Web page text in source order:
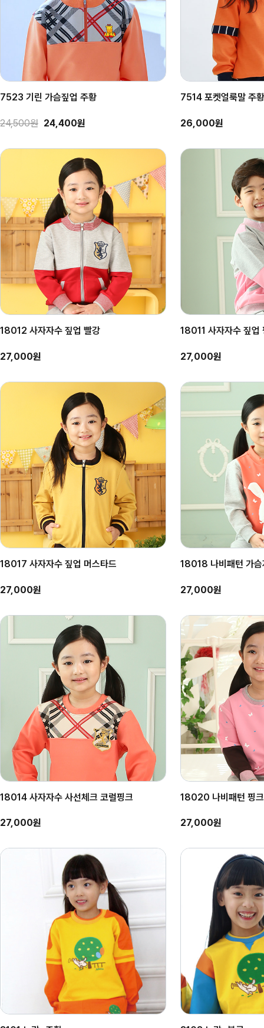
7523 기린 가슴짚업 주황
24,500원 24,400원
7514 포켓얼룩말 주황
26,000원
18012 사자자수 짚업 빨강
27,000원
18011 사자자수 짚업
27,000원
18017 사자자수 짚업 머스타드
27,000원
18018 나비패턴 가슴
27,000원
18014 사자자수 사선체크 코럴핑크
27,000원
18020 나비패턴 핑크
27,000원